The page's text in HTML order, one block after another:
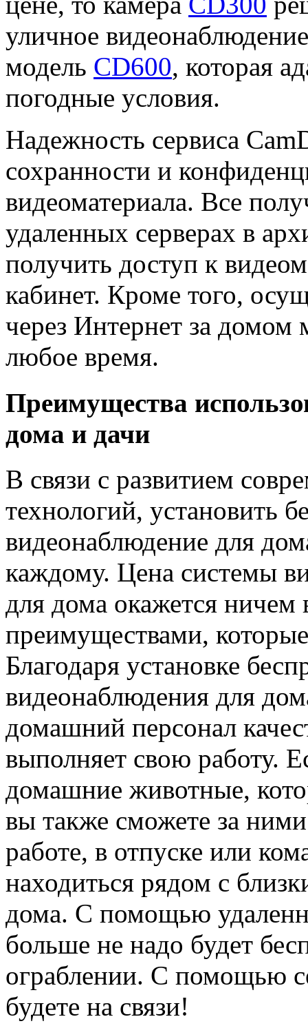
уличное
модель CD600, которая
погодные условия.
Надежность сервиса
сохранности и
видеоматериала. Все
удаленных серверах в
получить доступ к
кабинет. Кроме того,
через Интернет за
любое время.
Преимущества
дома и дачи
В связи с развитием
технологий, установить
видеонаблюдение для
каждому. Цена системы
для дома окажется ничем
преимуществами,
Благодаря установке
видеонаблюдения для
домашний персонал
выполняет свою работу.
домашние животные,
вы также сможете за
работе, в отпуске или
находиться рядом с
дома. С помощью
больше не надо будет
ограблении. С помощью
будете на связи!